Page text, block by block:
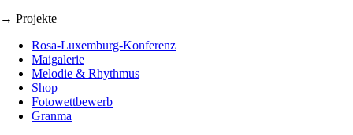
→ Projekte
Rosa-Luxemburg-Konferenz
Maigalerie
Melodie & Rhythmus
Shop
Fotowettbewerb
Granma